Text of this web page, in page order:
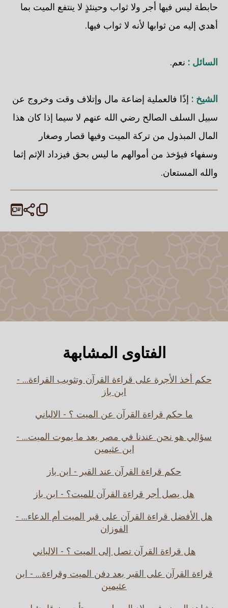
حابطة ليس فيها أجر ولا ثواب وحينئذٍ لا ينتفع الميت بما
أهدي إليه من ثوابها لأنه لا ثواب فيها.
السائل : نعم.
الشيخ : إذًا فالعملية إضاعة مال وإتلاف وقت وخروج عن
سبيل السلف الصالح رضي الله عنهم لا سيما إذا كان هذا
المال المبذول من تركة الميت وفيها قصار وصغار
وسفهاء فيؤخذ من أموالهم ما ليس بحق فيزداد الإثم إثما
والله المستعان.
الفتاوى المشابهة
حكم أخذ الأجرة على قراءة القرآن وتثويب القراءة... -
ابن باز
ما حكم قراءة القرآن عن الميت ؟ - الالباني
سؤالي هو نحن عندنا في مصر بعد ما يموت الميت... -
ابن عثيمين
حكم قراءة القرآن عند القبر - ابن باز
هل يصل أجر قراءة القرآن للميت؟ - ابن باز
هل الأفضل قراءة القرآن على قبر الميت أم الدعاء... -
الفوزان
هل قراءة القرآن تصل إلى الميت ؟ - الالباني
قراءة القرآن على القبر بعد دفن الميت وقراءة... - ابن
عثيمين